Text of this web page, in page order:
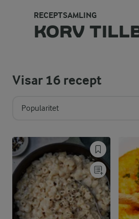
RECEPTSAMLING
KORV
Visar16 recept
Popularitet